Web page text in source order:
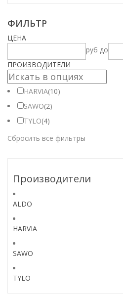
ФИЛЬТР
ЦЕНА
руб до
ПРОИЗВОДИТЕЛИ
HARVIA(10)
SAWO(2)
TYLO(4)
Сбросить все фильтры
Производители
ALDO
HARVIA
SAWO
TYLO